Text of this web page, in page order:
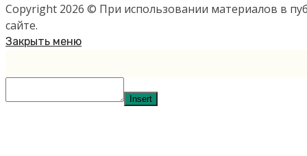
Copyright 2026 © При использовании материалов в
сайте.
Закрыть меню
Insert